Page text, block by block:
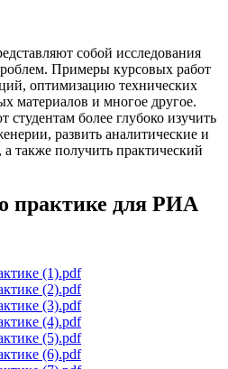
собой исследования
Примеры курсовых работ
оптимизацию технических
материалов и многое другое.
более глубоко изучить
развить аналитические и
также получить практический
практике для РИА
(1).pdf
(2).pdf
(3).pdf
(4).pdf
(5).pdf
(6).pdf